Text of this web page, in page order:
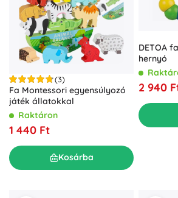
(3)
Fa Montessori egyensúlyozó
játék állatokkal
Raktáron
1 440 Ft
Kosárba
DETOA
hernyó
2 940